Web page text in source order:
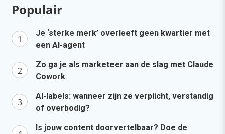
Populair
Je ‘sterke merk’ overleeft geen kwartier met
een AI-agent
Zo ga je als marketeer aan de slag met Claude
Cowork
AI-labels: wanneer zijn ze verplicht, verstandig
of overbodig?
Is jouw content doorvertelbaar? Doe de